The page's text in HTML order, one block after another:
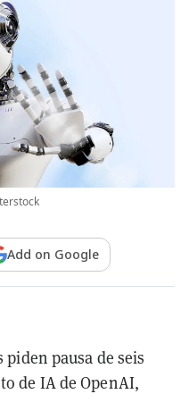
Add on Google
pausa de seis
de IA de OpenAI,